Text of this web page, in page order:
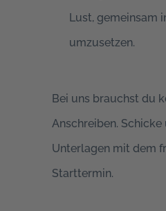
Lust, gemeinsam
umzusetzen.
Bei uns brauchst du
Anschreiben. Schicke
Unterlagen mit dem
Starttermin.